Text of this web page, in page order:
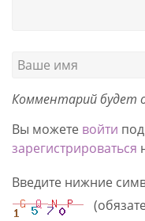
Комментарий будет
Вы можете войти
зарегистрироваться
Введите нижние